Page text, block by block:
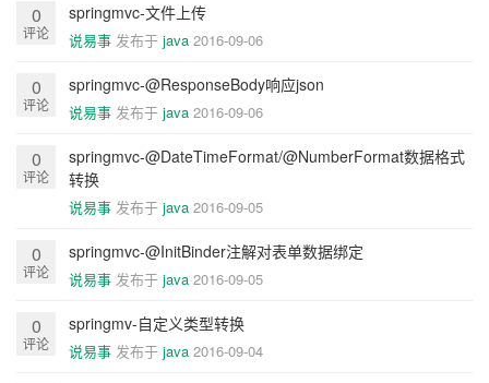
0
评论
springmvc-文件上传
说易事 发布于 java 2016-09-06
0
评论
springmvc-@ResponseBody响应json
说易事 发布于 java 2016-09-06
0
评论
springmvc-@DateTimeFormat/@NumberFormat数据格式
转换
说易事 发布于 java 2016-09-05
0
评论
springmvc-@InitBinder注解对表单数据绑定
说易事 发布于 java 2016-09-05
0
评论
springmv-自定义类型转换
说易事 发布于 java 2016-09-04